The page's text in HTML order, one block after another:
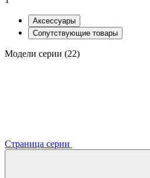
Аксессуары
Сопутствующие товары
Модели серии (22)
Страница серии